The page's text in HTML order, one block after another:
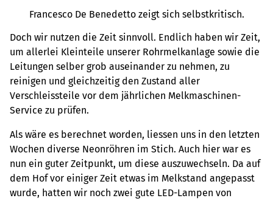
Francesco De Benedetto zeigt sich selbstkritisch.
Doch wir nutzen die Zeit sinnvoll. Endlich haben wir Zeit,
um allerlei Kleinteile unserer Rohrmelkanlage sowie die
Leitungen selber grob auseinander zu nehmen, zu
reinigen und gleichzeitig den Zustand aller
Verschleissteile vor dem jährlichen Melkmaschinen-
Service zu prüfen.
Als wäre es berechnet worden, liessen uns in den letzten
Wochen diverse Neonröhren im Stich. Auch hier war es
nun ein guter Zeitpunkt, um diese auszuwechseln. Da auf
dem Hof vor einiger Zeit etwas im Melkstand angepasst
wurde, hatten wir noch zwei gute LED-Lampen von